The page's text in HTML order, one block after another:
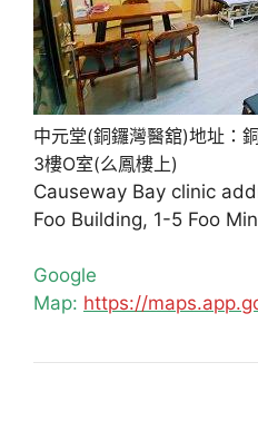
中元堂(銅鑼灣醫舘)地址：
3樓O室(么鳳樓上)
Causeway Bay clinic
Foo Building, 1-5 Foo
Google
Map: https://